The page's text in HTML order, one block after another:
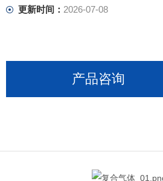
更新时间： 2026-07-08
产品咨询